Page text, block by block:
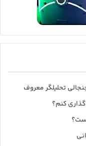
تحلیلگر معروف
گذاری کنم؟